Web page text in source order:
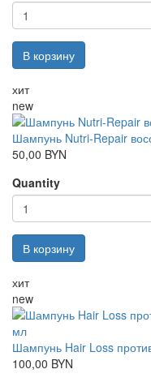
В корзину
хит
new
Шампунь Nutri-Repair
50,00 BYN
Quantity
В корзину
хит
new
Шампунь Hair Loss
100,00 BYN